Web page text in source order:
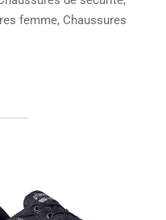
femme, Chaussures